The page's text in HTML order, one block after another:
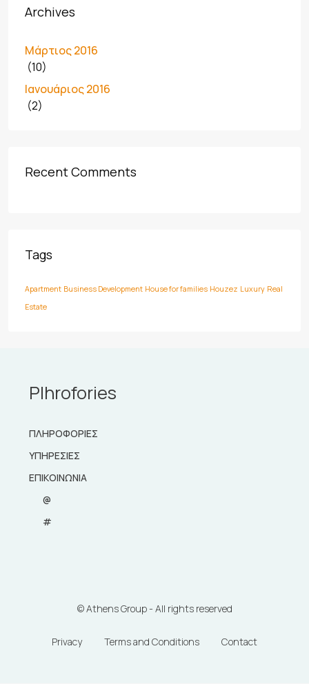
Archives
Μάρτιος 2016
(10)
Ιανουάριος 2016
(2)
Recent Comments
Tags
Apartment Business Development House for families Houzez Luxury Real
Estate
Plhrofories
ΠΛΗΡΟΦΟΡΙΕΣ
ΥΠΗΡΕΣΙΕΣ
ΕΠΙΚΟΙΝΩΝΙΑ
@
#
© Athens Group - All rights reserved
Privacy Terms and Conditions Contact